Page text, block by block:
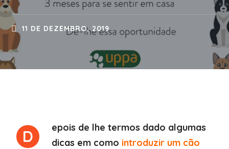
11 DE DEZEMBRO, 2019
D
epois de lhe termos dado algumas
dicas em como introduzir um cão